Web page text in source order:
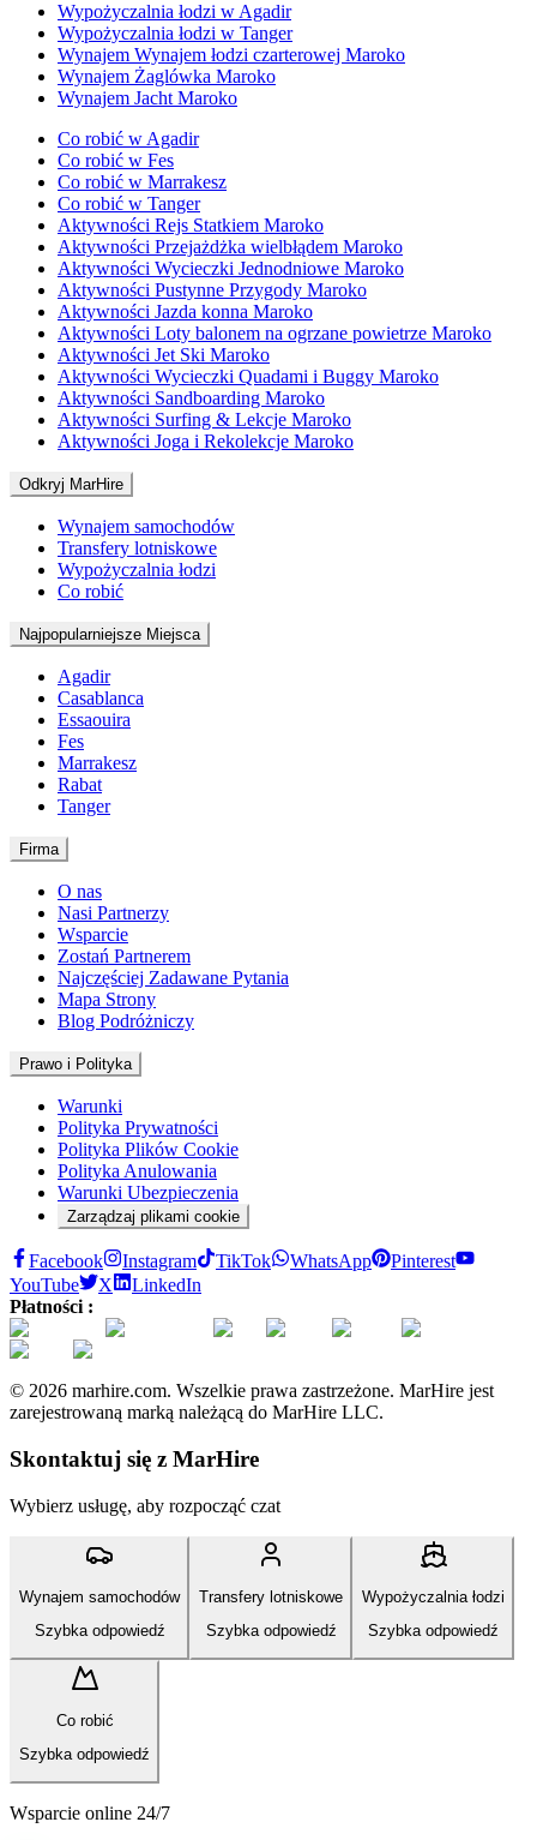
Wypożyczalnia łodzi w Agadir
Wypożyczalnia łodzi w Tanger
Wynajem Wynajem łodzi czarterowej Maroko
Wynajem Żaglówka Maroko
Wynajem Jacht Maroko
Co robić w Agadir
Co robić w Fes
Co robić w Marrakesz
Co robić w Tanger
Aktywności Rejs Statkiem Maroko
Aktywności Przejażdżka wielbłądem Maroko
Aktywności Wycieczki Jednodniowe Maroko
Aktywności Pustynne Przygody Maroko
Aktywności Jazda konna Maroko
Aktywności Loty balonem na ogrzane powietrze Maroko
Aktywności Jet Ski Maroko
Aktywności Wycieczki Quadami i Buggy Maroko
Aktywności Sandboarding Maroko
Aktywności Surfing & Lekcje Maroko
Aktywności Joga i Rekolekcje Maroko
Odkryj MarHire
Wynajem samochodów
Transfery lotniskowe
Wypożyczalnia łodzi
Co robić
Najpopularniejsze Miejsca
Agadir
Casablanca
Essaouira
Fes
Marrakesz
Rabat
Tanger
Firma
O nas
Nasi Partnerzy
Wsparcie
Zostań Partnerem
Najczęściej Zadawane Pytania
Mapa Strony
Blog Podróżniczy
Prawo i Polityka
Warunki
Polityka Prywatności
Polityka Plików Cookie
Polityka Anulowania
Warunki Ubezpieczenia
Zarządzaj plikami cookie
Facebook Instagram TikTok WhatsApp
Pinterest
YouTube
X
LinkedIn
Płatności :
© 2026 marhire.com. Wszelkie prawa zastrzeżone. MarHire jest
zarejestrowaną marką należącą do MarHire LLC.
Skontaktuj się z MarHire
Wybierz usługę, aby rozpocząć czat
Wynajem samochodów
Szybka odpowiedź
Transfery lotniskowe
Szybka odpowiedź
Wypożyczalnia łodzi
Szybka odpowiedź
Co robić
Szybka odpowiedź
Wsparcie online 24/7